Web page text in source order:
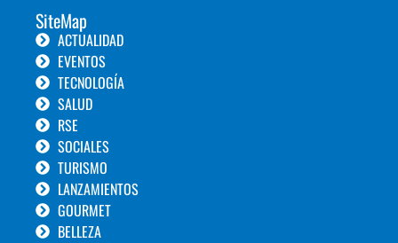
SiteMap
ACTUALIDAD
EVENTOS
TECNOLOGÍA
SALUD
RSE
SOCIALES
TURISMO
LANZAMIENTOS
GOURMET
BELLEZA